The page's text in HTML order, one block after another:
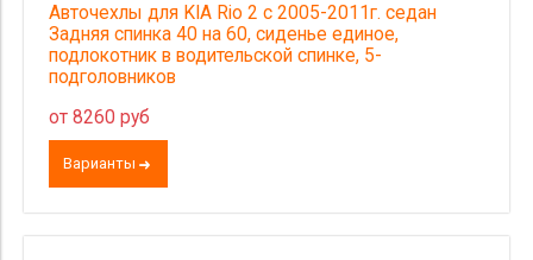
Авточехлы для KIA Rio 2 с 2005-2011г. седан
Задняя спинка 40 на 60, сиденье единое,
подлокотник в водительской спинке, 5-
подголовников
от 8260 руб
Варианты